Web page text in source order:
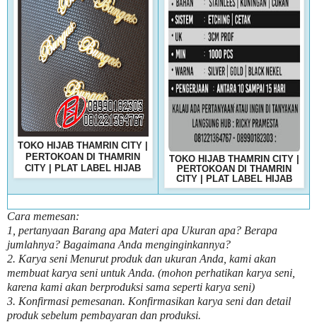
TOKO HIJAB THAMRIN CITY |
PERTOKOAN DI THAMRIN
CITY | PLAT LABEL HIJAB
TOKO HIJAB THAMRIN CITY |
PERTOKOAN DI THAMRIN
CITY | PLAT LABEL HIJAB
Cara memesan:
1, pertanyaan Barang apa Materi apa Ukuran apa? Berapa
jumlahnya? Bagaimana Anda menginginkannya?
2. Karya seni Menurut produk dan ukuran Anda, kami akan
membuat karya seni untuk Anda. (mohon perhatikan karya seni,
karena kami akan berproduksi sama seperti karya seni)
3. Konfirmasi pemesanan. Konfirmasikan karya seni dan detail
produk sebelum pembayaran dan produksi.